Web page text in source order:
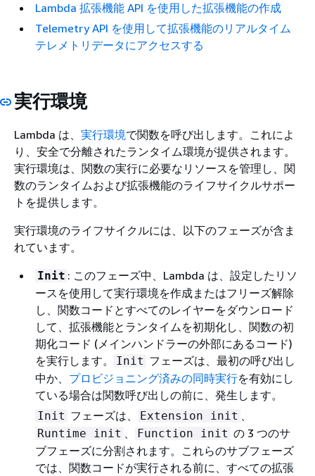
Lambda 拡張機能 API を使用した拡張機能の作成
Telemetry API を使用して拡張機能のリアルタイム
テレメトリデータにアクセスする
実行環境
Lambda は、 実行環境で関数を呼び出します。これによ
り、安全で分離されたランタイム環境が提供されます。
実行環境は、関数の実行に必要なリソースを管理し、関
数のランタイムおよび拡張機能のライフサイクルサポー
トを提供します。
実行環境のライフサイクルには、以下のフェーズが含ま
れています。
Init : このフェーズ中、Lambda は、設定したリソ
ースを使用して実行環境を作成またはフリーズ解除
し、関数コードとすべてのレイヤーをダウンロード
して、拡張機能とランタイムを初期化し、関数の初
期化コード (メインハンドラーの外部にあるコード)
を実行します。
Init フェーズは、最初の呼び出し
中か、 プロビジョニング済みの同時実行を有効にし
ている場合は関数呼び出しの前に、発生します。
Init フェーズは、 Extension init
Runtime init Function init の 3 つのサ
ブフェーズに分割されます。これらのサブフェーズ
では、関数コードが実行される前に、すべての拡張